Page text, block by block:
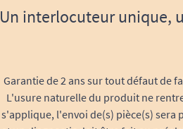
Un interlocuteur unique,
Garantie de 2 ans sur tout défaut de
L'usure naturelle du produit ne
s'applique, l'envoi de(s) pièce(s) sera